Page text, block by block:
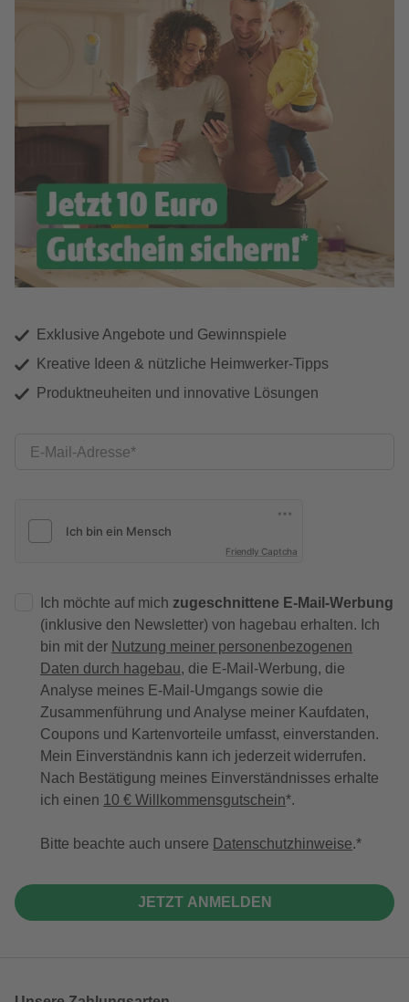
Exklusive Angebote und Gewinnspiele
Kreative Ideen & nützliche Heimwerker-Tipps
Produktneuheiten und innovative Lösungen
E-Mail-Adresse
Friendly Captcha
Ich möchte auf mich zugeschnittene E-Mail-Werbung
(inklusive den Newsletter) von hagebau erhalten. Ich
bin mit der Nutzung meiner personenbezogenen
Daten durch hagebau, die E-Mail-Werbung, die
Analyse meines E-Mail-Umgangs sowie die
Zusammenführung und Analyse meiner Kaufdaten,
Coupons und Kartenvorteile umfasst, einverstanden.
Mein Einverständnis kann ich jederzeit widerrufen.
Nach Bestätigung meines Einverständnisses erhalte
ich einen 10 € Willkommensgutschein*.
Bitte beachte auch unsere Datenschutzhinweise.
JETZT ANMELDEN